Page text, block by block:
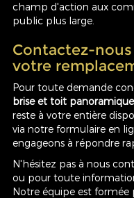
champ d'action aux
public plus large.
Contactez-
votre
Pour toute demande
brise et toit
reste à votre entière
via notre formulaire en
engageons à répondre
N'hésitez pas à nous
ou pour toute
Notre équipe est formée